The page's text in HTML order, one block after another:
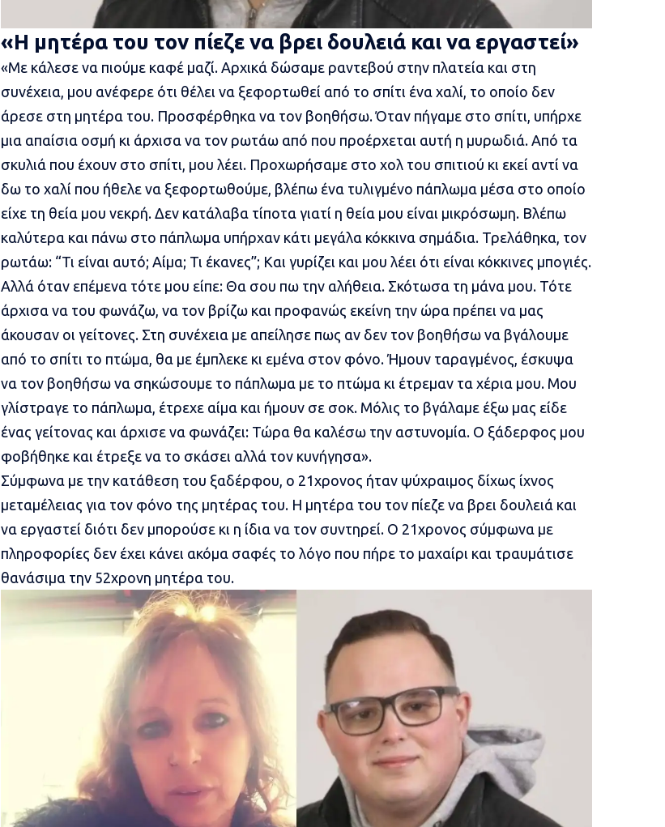
«Η μητέρα του τον πίεζε να βρει δουλειά και να εργαστεί»
«Με κάλεσε να πιούμε καφέ μαζί. Αρχικά δώσαμε ραντεβού στην πλατεία και στη
συνέχεια, μου ανέφερε ότι θέλει να ξεφορτωθεί από το σπίτι ένα χαλί, το οποίο δεν
άρεσε στη μητέρα του. Προσφέρθηκα να τον βοηθήσω. Όταν πήγαμε στο σπίτι, υπήρχε
μια απαίσια οσμή κι άρχισα να τον ρωτάω από που προέρχεται αυτή η μυρωδιά. Από τα
σκυλιά που έχουν στο σπίτι, μου λέει. Προχωρήσαμε στο χολ του σπιτιού κι εκεί αντί να
δω το χαλί που ήθελε να ξεφορτωθούμε, βλέπω ένα τυλιγμένο πάπλωμα μέσα στο οποίο
είχε τη θεία μου νεκρή. Δεν κατάλαβα τίποτα γιατί η θεία μου είναι μικρόσωμη. Βλέπω
καλύτερα και πάνω στο πάπλωμα υπήρχαν κάτι μεγάλα κόκκινα σημάδια. Τρελάθηκα, τον
ρωτάω: “Τι είναι αυτό; Αίμα; Τι έκανες”; Και γυρίζει και μου λέει ότι είναι κόκκινες μπογιές.
Αλλά όταν επέμενα τότε μου είπε: Θα σου πω την αλήθεια. Σκότωσα τη μάνα μου. Τότε
άρχισα να του φωνάζω, να τον βρίζω και προφανώς εκείνη την ώρα πρέπει να μας
άκουσαν οι γείτονες. Στη συνέχεια με απείλησε πως αν δεν τον βοηθήσω να βγάλουμε
από το σπίτι το πτώμα, θα με έμπλεκε κι εμένα στον φόνο. Ήμουν ταραγμένος, έσκυψα
να τον βοηθήσω να σηκώσουμε το πάπλωμα με το πτώμα κι έτρεμαν τα χέρια μου. Μου
γλίστραγε το πάπλωμα, έτρεχε αίμα και ήμουν σε σοκ. Μόλις το βγάλαμε έξω μας είδε
ένας γείτονας και άρχισε να φωνάζει: Τώρα θα καλέσω την αστυνομία. Ο ξάδερφος μου
φοβήθηκε και έτρεξε να το σκάσει αλλά τον κυνήγησα».
Σύμφωνα με την κατάθεση του ξαδέρφου, ο 21χρονος ήταν ψύχραιμος δίχως ίχνος
μεταμέλειας για τον φόνο της μητέρας του. Η μητέρα του τον πίεζε να βρει δουλειά και
να εργαστεί διότι δεν μπορούσε κι η ίδια να τον συντηρεί. Ο 21χρονος σύμφωνα με
πληροφορίες δεν έχει κάνει ακόμα σαφές το λόγο που πήρε το μαχαίρι και τραυμάτισε
θανάσιμα την 52χρονη μητέρα του.